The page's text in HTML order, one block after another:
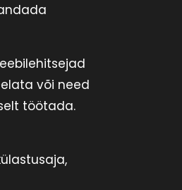
või need
töötada.